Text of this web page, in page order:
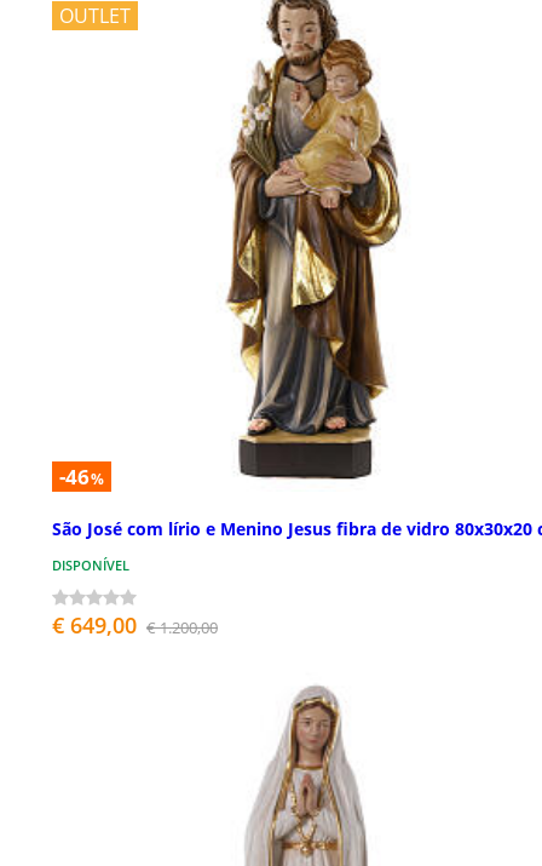
OUTLET
-46%
São José com lírio e Menino Jesus fibra de vidro 80x30x20
DISPONÍVEL
€ 649,00 € 1.200,00